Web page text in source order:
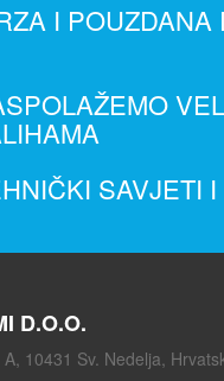
I POUZDANA
SAVJETI
D.O.O.
10431 Sv. Nedelja,